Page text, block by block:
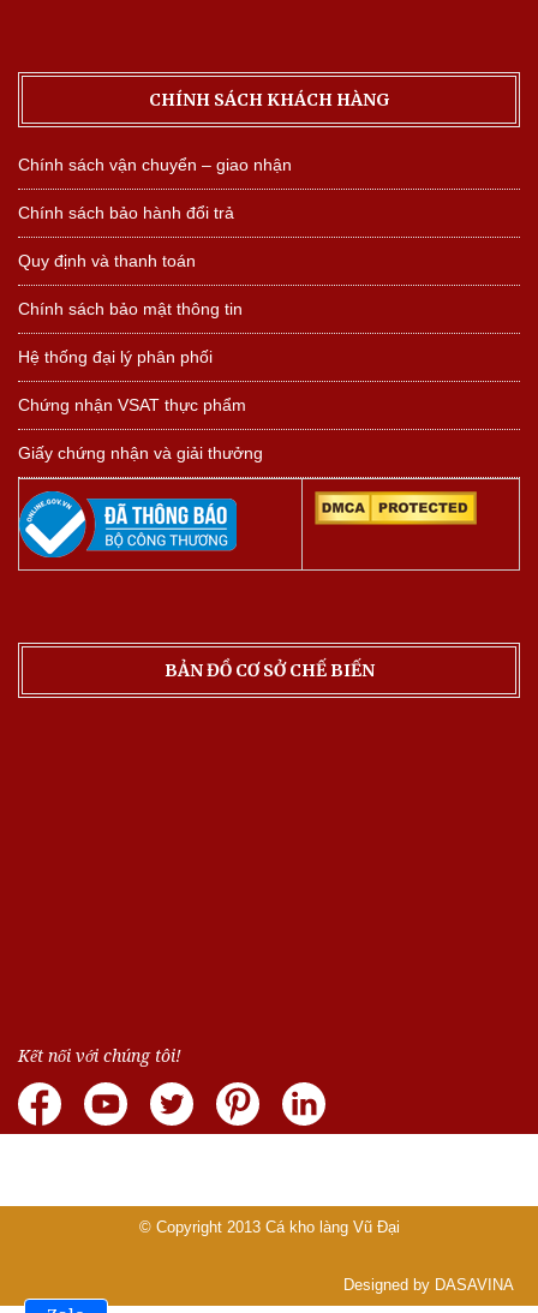
CHÍNH SÁCH KHÁCH HÀNG
Chính sách vận chuyển – giao nhận
Chính sách bảo hành đổi trả
Quy định và thanh toán
Chính sách bảo mật thông tin
Hệ thống đại lý phân phối
Chứng nhận VSAT thực phẩm
Giấy chứng nhận và giải thưởng
BẢN ĐỒ CƠ SỞ CHẾ BIẾN
Kết nối với chúng tôi!
© Copyright 2013 Cá kho làng Vũ Đại
Designed by DASAVINA